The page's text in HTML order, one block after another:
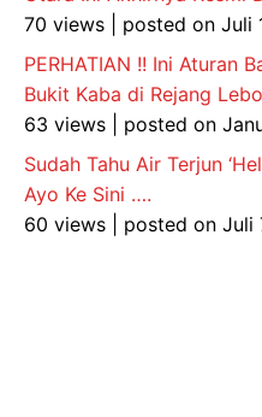
70 views
posted on Juli
PERHATIAN !! Ini Aturan
Bukit Kaba di Rejang
63 views
posted on
Sudah Tahu Air Terjun
Ayo Ke Sini ….
60 views
posted on Juli